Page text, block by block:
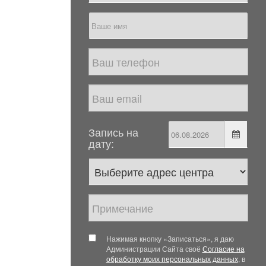
Запись на
дату:
Нажимая кнопку «Записаться», я даю
Администрации Сайта своё Согласие на
обработку моих персональных данных, в